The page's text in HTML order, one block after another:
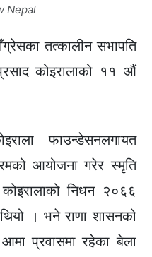
Nepal
तत्कालीन सभापति
कोइरालाको ११ औं
फाउन्डेसनलगायत
आयोजना गरेर स्मृति
निधन २०६६
। भने राणा शासनको
आमा प्रवासमा रहेका बेला